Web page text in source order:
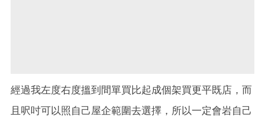
經過我左度右度搵到間單買比起成個架買更平既店，而
且呎吋可以照自己屋企範圍去選擇，所以一定會岩自己